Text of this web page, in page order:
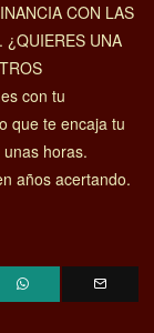
CON LAS
¿QUIERES UNA
con tu
que te encaja tu
horas.
años acertando.